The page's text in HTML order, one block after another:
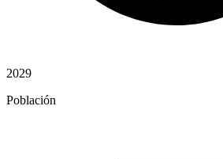
2029
Población